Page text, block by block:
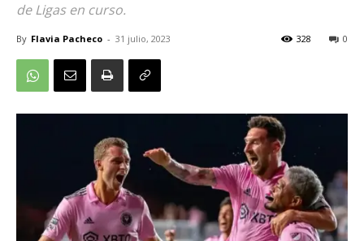
de Ligas en curso.
By Flavia Pacheco - 31 julio, 2023 0
328